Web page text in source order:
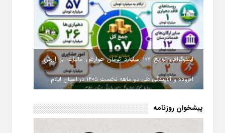
اینفوگرافی توزیع ۱۰۷ میلیارد تومان عوارض مالیات بر ارزش
افزوده و آلایندگی طی دو ماهه نخست ۱۴۰۵ در استان ایلام
پیشخوان روزنامه